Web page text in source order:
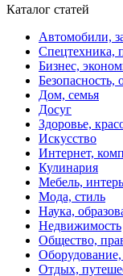
Каталог статей
Автомобили,
Спецтехника,
Бизнес,
Безопасность,
Дом, семья
Досуг
Здоровье,
Искусство
Интернет,
Кулинария
Мебель,
Мода, стиль
Наука,
Недвижимость
Общество,
Отдых,